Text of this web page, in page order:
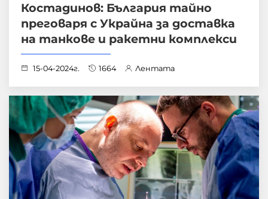
Костадинов: България тайно
преговаря с Украйна за доставка
на танкове и ракетни комплекси
15-04-2024г. 1664 Лентата